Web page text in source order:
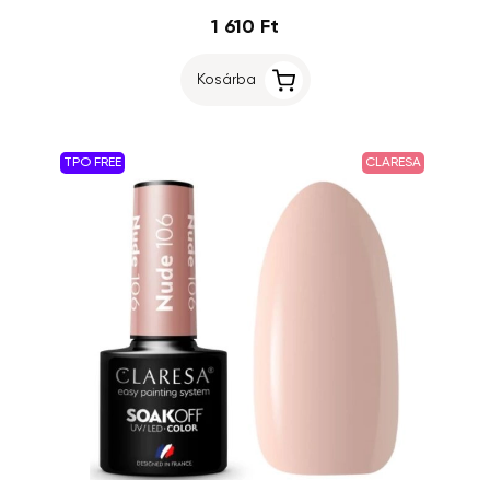
1 610 Ft
Kosárba
TPO FREE CLARESA